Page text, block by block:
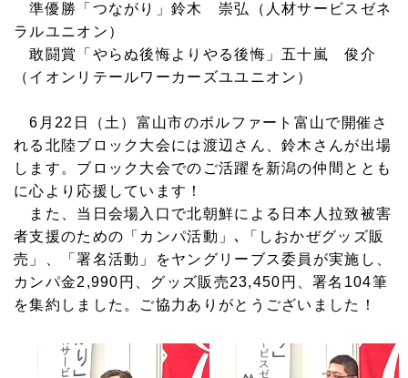
準優勝「つながり」鈴木 崇弘（人材サービスゼネ
ラルユニオン）
敢闘賞「やらぬ後悔よりやる後悔」五十嵐 俊介
（イオンリテールワーカーズユユニオン）
6月22日（土）富山市のボルファート富山で開催さ
れる北陸ブロック大会には渡辺さん、鈴木さんが出場
します。ブロック大会でのご活躍を新潟の仲間ととも
に心より応援しています！
また、当日会場入口で北朝鮮による日本人拉致被害
者支援のための「カンパ活動」､「しおかぜグッズ販
売」、「署名活動」をヤングリーブス委員が実施し、
カンパ金2,990円、グッズ販売23,450円、署名104筆
を集約しました。ご協力ありがとうございました！